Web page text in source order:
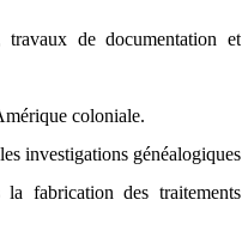
travaux de documentation et
coloniale.
investigations généalogiques
fabrication des traitements